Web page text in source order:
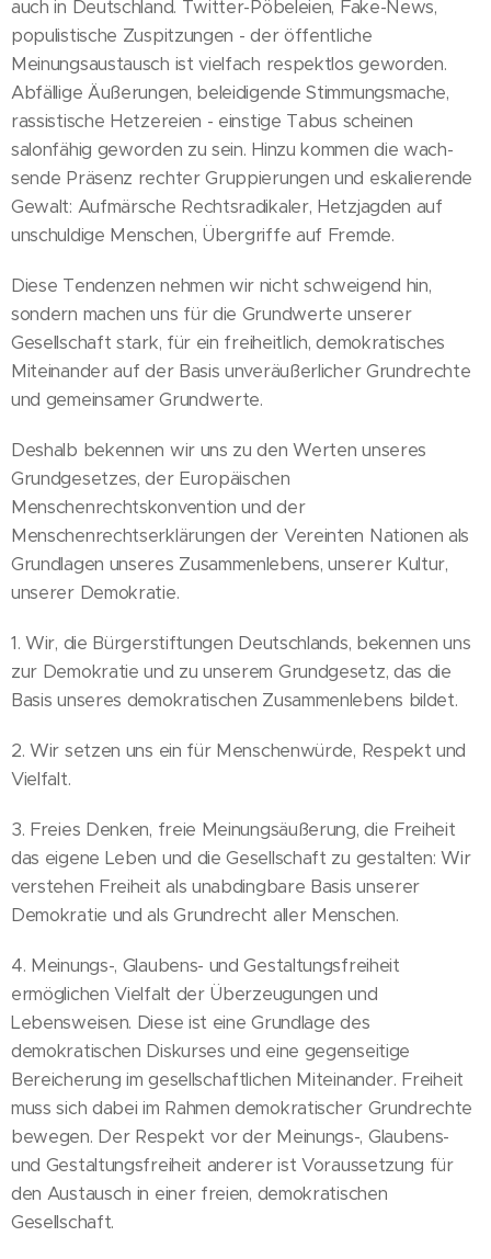
auch in Deutschland. Twitter-Pöbeleien, Fake-News,
populistische Zuspitzungen - der öffentliche
Meinungsaustausch ist vielfach respektlos geworden.
Abfällige Äußerungen, beleidigende Stimmungsmache,
rassistische Hetzereien - einstige Tabus scheinen
salonfähig geworden zu sein. Hinzu kommen die wach-
sende Präsenz rechter Gruppierungen und eskalierende
Gewalt: Aufmärsche Rechtsradikaler, Hetzjagden auf
unschuldige Menschen, Übergriffe auf Fremde.
Diese Tendenzen nehmen wir nicht schweigend hin,
sondern machen uns für die Grundwerte unserer
Gesellschaft stark, für ein freiheitlich, demokratisches
Miteinander auf der Basis unveräußerlicher Grundrechte
und gemeinsamer Grundwerte.
Deshalb bekennen wir uns zu den Werten unseres
Grundgesetzes, der Europäischen
Menschenrechtskonvention und der
Menschenrechtserklärungen der Vereinten Nationen als
Grundlagen unseres Zusammenlebens, unserer Kultur,
unserer Demokratie.
1. Wir, die Bürgerstiftungen Deutschlands, bekennen uns
zur Demokratie und zu unserem Grundgesetz, das die
Basis unseres demokratischen Zusammenlebens bildet.
2. Wir setzen uns ein für Menschenwürde, Respekt und
Vielfalt.
3. Freies Denken, freie Meinungsäußerung, die Freiheit
das eigene Leben und die Gesellschaft zu gestalten: Wir
verstehen Freiheit als unabdingbare Basis unserer
Demokratie und als Grundrecht aller Menschen.
4. Meinungs-, Glaubens- und Gestaltungsfreiheit
ermöglichen Vielfalt der Überzeugungen und
Lebensweisen. Diese ist eine Grundlage des
demokratischen Diskurses und eine gegenseitige
Bereicherung im gesellschaftlichen Miteinander. Freiheit
muss sich dabei im Rahmen demokratischer Grundrechte
bewegen. Der Respekt vor der Meinungs-, Glaubens-
und Gestaltungsfreiheit anderer ist Voraussetzung für
den Austausch in einer freien, demokratischen
Gesellschaft.